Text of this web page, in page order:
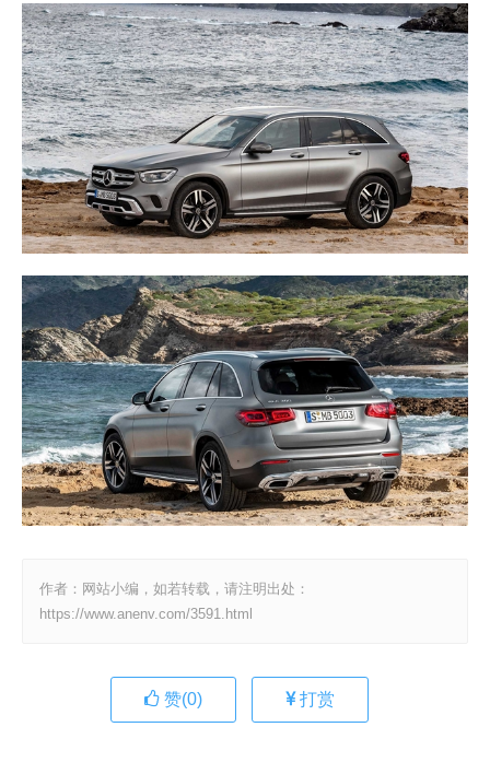
作者：网站小编，如若转载，请注明出处：
https://www.anenv.com/3591.html
赞(0) 打赏